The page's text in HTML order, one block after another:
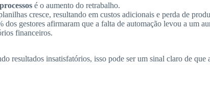
é o aumento do retrabalho.
cresce, resultando em custos adicionais e perda de
gestores afirmaram que a falta de automação levou a um
financeiros.
resultados insatisfatórios, isso pode ser um sinal claro de que